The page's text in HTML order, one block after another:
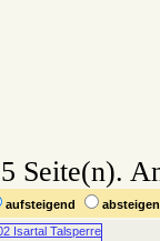
Seite(n).
aufsteigend